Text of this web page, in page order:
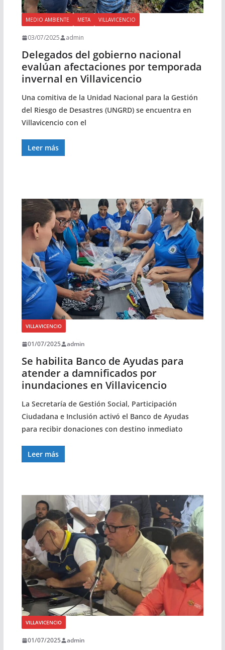
MEDIO AMBIENTE META VILLAVICENCIO
03/07/2025 admin
Delegados del gobierno nacional
evalúan afectaciones por temporada
invernal en Villavicencio
Una comitiva de la Unidad Nacional para la Gestión
del Riesgo de Desastres (UNGRD) se encuentra en
Villavicencio con el
Leer más
VILLAVICENCIO
01/07/2025 admin
Se habilita Banco de Ayudas para
atender a damnificados por
inundaciones en Villavicencio
La Secretaría de Gestión Social, Participación
Ciudadana e Inclusión activó el Banco de Ayudas
para recibir donaciones con destino inmediato
Leer más
VILLAVICENCIO
01/07/2025 admin